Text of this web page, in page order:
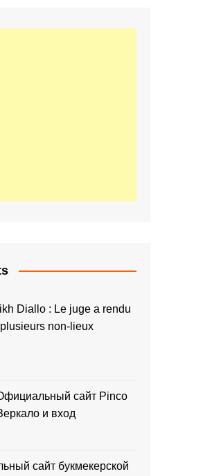
Diallo : Le juge a rendu
non-lieux
сайт Pinco
и вход
сайт букмекерской